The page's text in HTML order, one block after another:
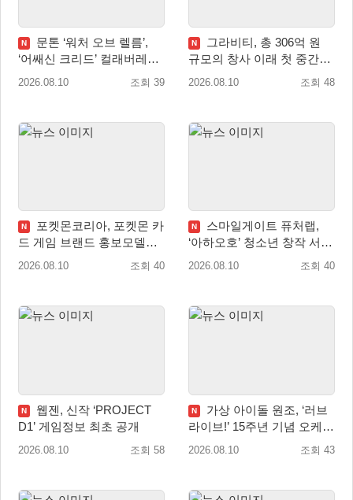
N
문톤 ‘워처 오브 렐름’,
‘어쌔신 크리드’ 컬래버레이
션 8월 20일 실시
2026.08.10 조회 39
N
그라비티, 총 306억 원
규모의 창사 이래 첫 중간배
당 확정
2026.08.10 조회 48
N
포켓몬코리아, 포켓몬 카
드 게임 브랜드 홍보모델로
배우 변우석 선정!
2026.08.10 조회 40
N
스마일게이트 퓨처랩,
‘아하오호’ 청소년 창작 서포
터즈 ‘아크크’ 1기 발족
2026.08.10 조회 40
N
웹젠, 신작 ‘PROJECT
D1’ 게임정보 최초 공개
2026.08.10 조회 58
N
가상 아이돌 원조, ‘러브
라이브!’ 15주년 기념 오케스
트라 콘서트 10월 5일 서울
2026.08.10 조회 43